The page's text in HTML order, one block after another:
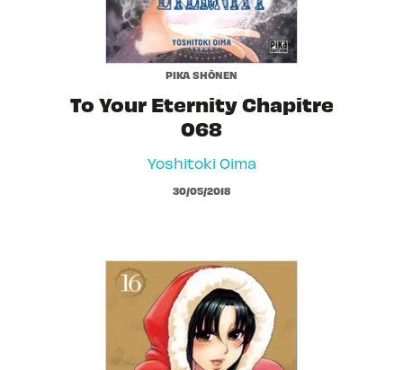
PIKA SHÔNEN
To Your Eternity Chapitre
068
Yoshitoki Oima
30/05/2018